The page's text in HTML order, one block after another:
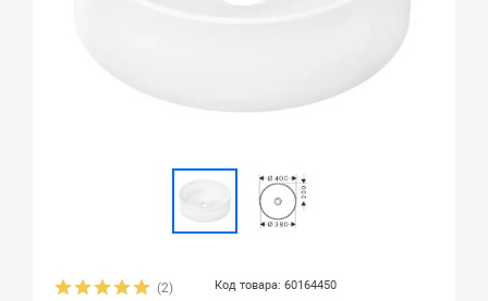
(2) Код товара: 60164450